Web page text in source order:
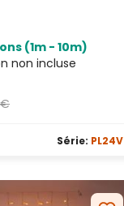
(1m - 10m)
non incluse
€
Série: PL24V